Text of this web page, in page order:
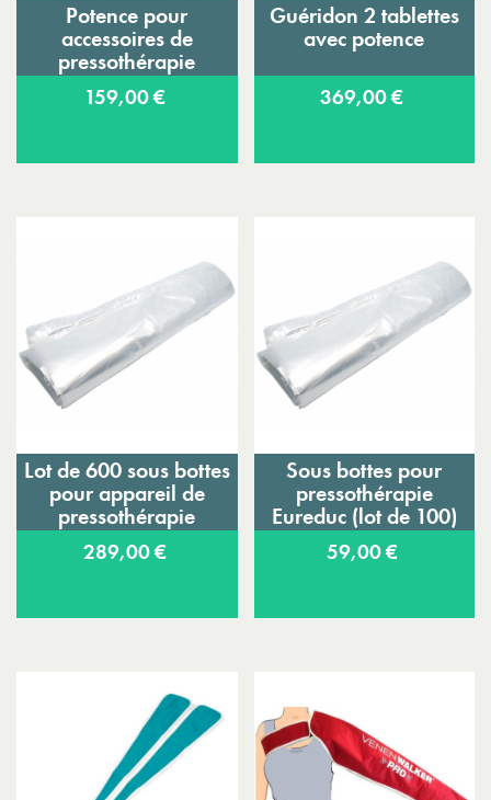
Potence pour
accessoires de
pressothérapie
Eureduc
159,00 €
Guéridon 2 tablettes
avec potence
369,00 €
Lot de 600 sous bottes
pour appareil de
pressothérapie
Eureduc
289,00 €
Sous bottes pour
pressothérapie
Eureduc (lot de 100)
59,00 €